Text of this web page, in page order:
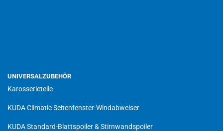
UNIVERSALZUBEHÖR
Karosserieteile
KUDA Climatic Seitenfenster-Windabweiser
KUDA Standard-Blattspoiler & Stirnwandspoiler